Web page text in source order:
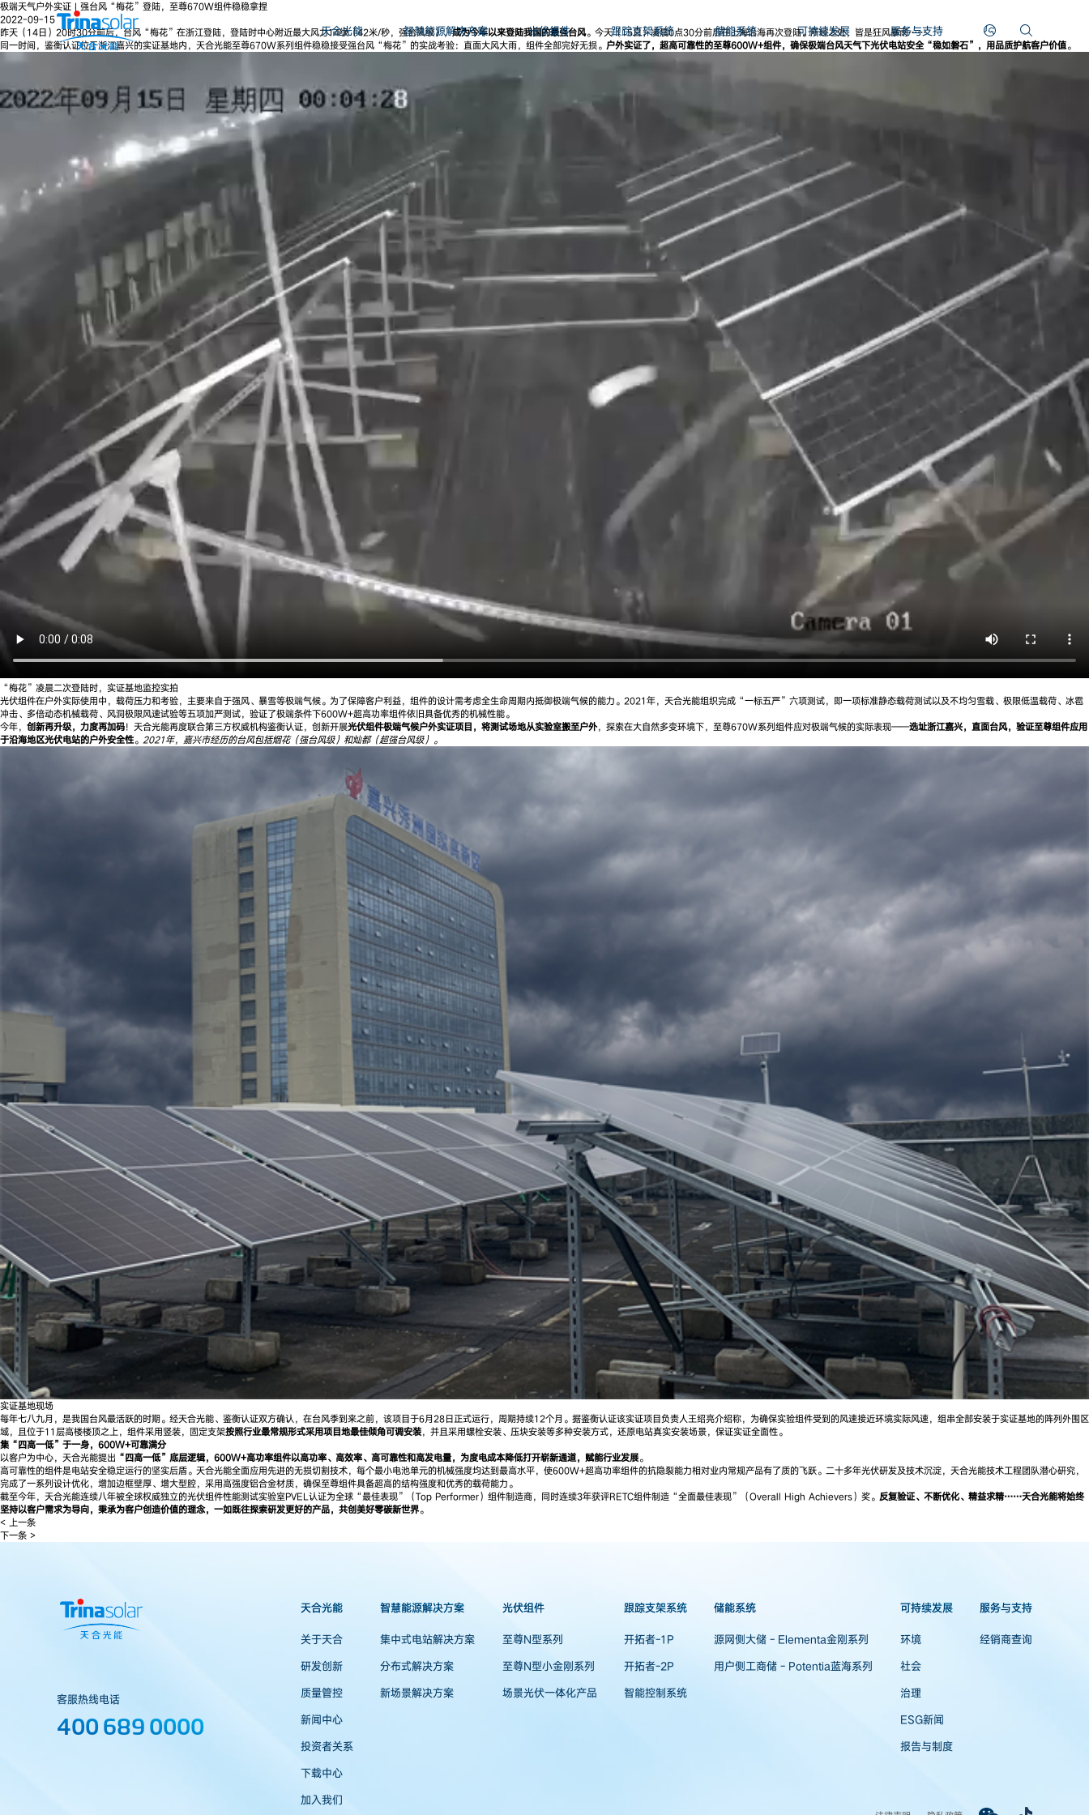
天合光能 智慧能源解决方案 光伏组件 跟踪支架系统 储能系统 可持续发展 服务与支持
极端天气户外实证 | 强台风“梅花”登陆，至尊670W组件稳稳拿捏
2022-09-15
昨天（14日）20时30分前后，台风“梅花”在浙江登陆，登陆时中心附近最大风力14级（42米/秒，强台风级），成为今年以来登陆我国的最强台风。今天（15日）凌晨0点30分前后在上海沿海再次登陆。所经之处，皆是狂风暴雨……
同一时间，鉴衡认证位于浙江嘉兴的实证基地内，天合光能至尊670W系列组件稳稳接受强台风“梅花”的实战考验：直面大风大雨，组件全部完好无损。 户外实证了，超高可靠性的至尊600W+组件，确保极端台风天气下光伏电站安全“稳如磐石”，用品质护航客户价值。
“梅花”凌晨二次登陆时，实证基地监控实拍
光伏组件在户外实际使用中，载荷压力和考验，主要来自于强风、暴雪等极端气候。为了保障客户利益，组件的设计需考虑全生命周期内抵御极端气候的能力。2021年，天合光能组织完成“一标五严”六项测试，即一项标准静态载荷测试以及不均匀雪载、极限低温载荷、冰雹
冲击、多倍动态机械载荷、风洞极限风速试验等五项加严测试，验证了极端条件下600W+超高功率组件依旧具备优秀的机械性能。
今年， 创新再升级，力度再加码！天合光能再度联合第三方权威机构鉴衡认证，创新开展光伏组件极端气候户外实证项目，将测试场地从实验室搬至户外，探索在大自然多变环境下，至尊670W系列组件应对极端气候的实际表现——选址浙江嘉兴，直面台风，验证至尊组件应用
于沿海地区光伏电站的户外安全性。 2021年，嘉兴市经历的台风包括烟花（强台风级）和灿都（超强台风级）。
实证基地现场
每年七八九月，是我国台风最活跃的时期。经天合光能、鉴衡认证双方确认，在台风季到来之前，该项目于6月28日正式运行，周期持续12个月。据鉴衡认证该实证项目负责人王绍亮介绍称，为确保实验组件受到的风速接近环境实际风速，组串全部安装于实证基地的阵列外围区
域，且位于11层高楼楼顶之上，组件采用竖装，固定支架按照行业最常规形式采用项目地最佳倾角可调安装，并且采用螺栓安装、压块安装等多种安装方式，还原电站真实安装场景，保证实证全面性。
集“四高一低”于一身，600W+可靠满分
以客户为中心，天合光能提出 “四高一低”底层逻辑，600W+高功率组件以高功率、高效率、高可靠性和高发电量，为度电成本降低打开崭新通道，赋能行业发展。
高可靠性的组件是电站安全稳定运行的坚实后盾。天合光能全面应用先进的无损切割技术，每个最小电池单元的机械强度均达到最高水平，使600W+超高功率组件的抗隐裂能力相对业内常规产品有了质的飞跃。二十多年光伏研发及技术沉淀，天合光能技术工程团队潜心研究，
完成了一系列设计优化，增加边框壁厚、增大型腔，采用高强度铝合金材质，确保至尊组件具备超高的结构强度和优秀的载荷能力。
截至今年，天合光能连续八年被全球权威独立的光伏组件性能测试实验室PVEL认证为全球“最佳表现”（Top Performer）组件制造商，同时连续3年获评RETC组件制造“全面最佳表现”（Overall High Achievers）奖。 反复验证、不断优化、精益求精……天合光能将始终
坚持以客户需求为导向，秉承为客户创造价值的理念，一如既往探索研发更好的产品，共创美好零碳新世界。
< 上一条
下一条 >
客服热线电话
400 689 0000
天合光能
关于天合
研发创新
质量管控
新闻中心
投资者关系
下载中心
加入我们
智慧能源解决方案
集中式电站解决方案
分布式解决方案
新场景解决方案
光伏组件
至尊N型系列
至尊N型小金刚系列
场景光伏一体化产品
跟踪支架系统
开拓者-1P
开拓者-2P
智能控制系统
储能系统
源网侧大储 - Elementa金刚系列
用户侧工商储 - Potentia蓝海系列
可持续发展
环境
社会
治理
ESG新闻
报告与制度
服务与支持
经销商查询